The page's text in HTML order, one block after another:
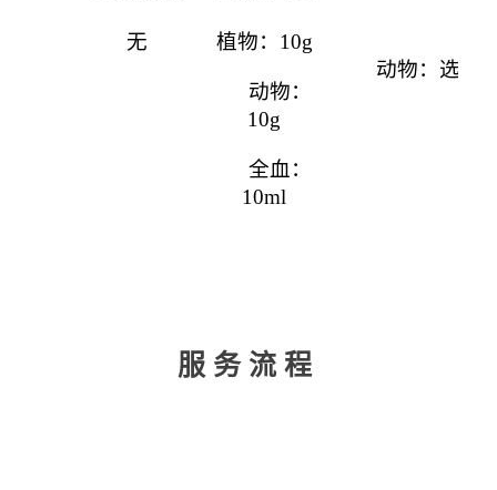
无 植物： 10g
动物：
10g
全血：
10ml
动物：选择
服务流程